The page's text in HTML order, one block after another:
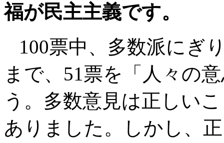
福が民主主義です。
100票中、多数派にぎ
まで、51票を「人々の
う。多数意見は正しい
ありました。しかし、